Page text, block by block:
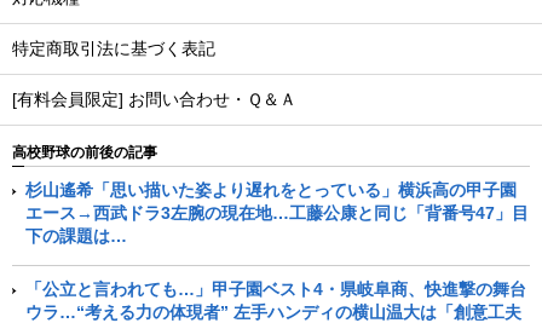
特定商取引法に基づく表記
[有料会員限定] お問い合わせ・Ｑ＆Ａ
高校野球の前後の記事
杉山遙希「思い描いた姿より遅れをとっている」横浜高の甲子園
エース→西武ドラ3左腕の現在地…工藤公康と同じ「背番号47」目
下の課題は…
「公立と言われても…」甲子園ベスト4・県岐阜商、快進撃の舞台
ウラ…“考える力の体現者” 左手ハンディの横山温大は「創意工夫